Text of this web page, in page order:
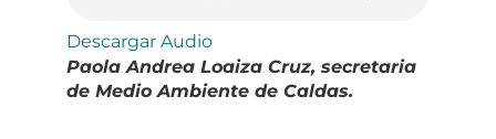
Descargar Audio
Paola Andrea Loaiza Cruz, secretaria
de Medio Ambiente de Caldas.